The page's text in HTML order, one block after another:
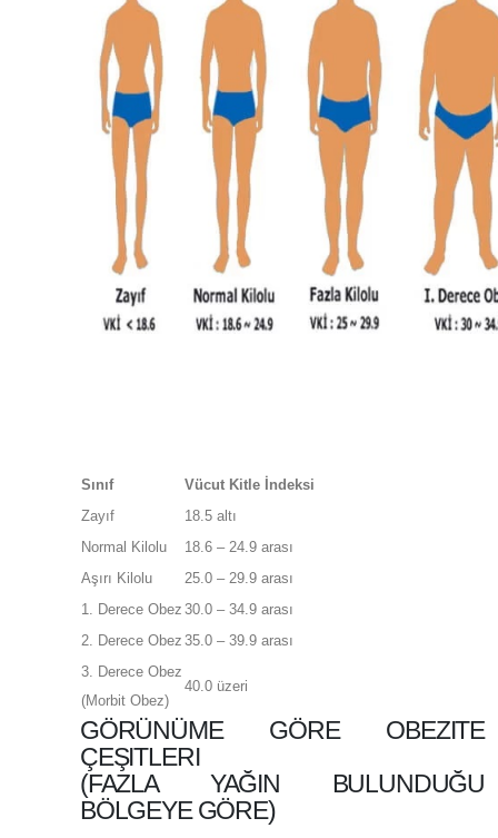
Sınıf
Vücut Kitle İndeksi
Zayıf
18.5 altı
Normal Kilolu
18.6 – 24.9 arası
Aşırı Kilolu
25.0 – 29.9 arası
1. Derece Obez 30.0 – 34.9 arası
2. Derece Obez 35.0 – 39.9 arası
3. Derece Obez
(Morbit Obez)
40.0 üzeri
GÖRÜNÜME GÖRE OBEZITE
ÇEŞITLERI
(FAZLA YAĞIN BULUNDUĞU
BÖLGEYE GÖRE)